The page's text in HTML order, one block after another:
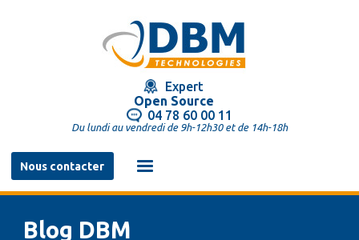
Expert
Open Source
04 78 60 00 11
Du lundi au vendredi de 9h-12h30 et de 14h-18h
Nous contacter
Navigation
principale
Blog DBM